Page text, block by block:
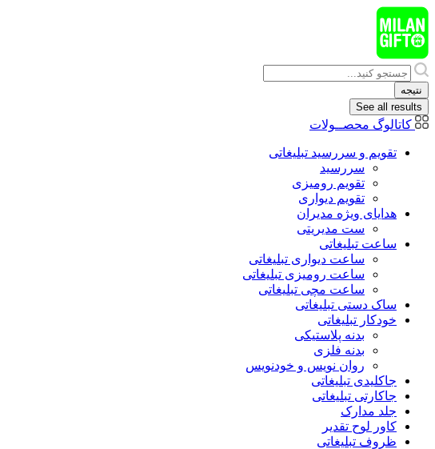
پرش
به
محتوا
Search
...
نتیجه
See all results
کاتالوگ محصــولات
تقویم و سررسید تبلیغاتی
سررسید
تقویم رومیزی
تقویم دیواری
هدایای ويژه مدیران
ست مدیریتی
ساعت تبلیغاتی
ساعت دیواری تبلیغاتی
ساعت رومیزی تبلیغاتی
ساعت مچی تبلیغاتی
ساک دستی تبلیغاتی
خودکار تبلیغاتی
بدنه پلاستیکی
بدنه فلزی
روان نویس و خودنویس
جاکلیدی تبلیغاتی
جاکارتی تبلیغاتی
جلد مدارک
کاور لوح تقدیر
ظروف تبلیغاتی